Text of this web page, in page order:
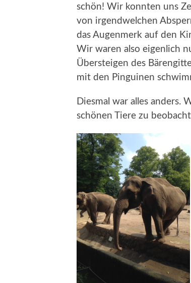
schön! Wir konnten uns
von irgendwelchen
das Augenmerk auf den
Wir waren also eigenlich
Übersteigen des
mit den Pinguinen
Diesmal war alles anders.
schönen Tiere zu